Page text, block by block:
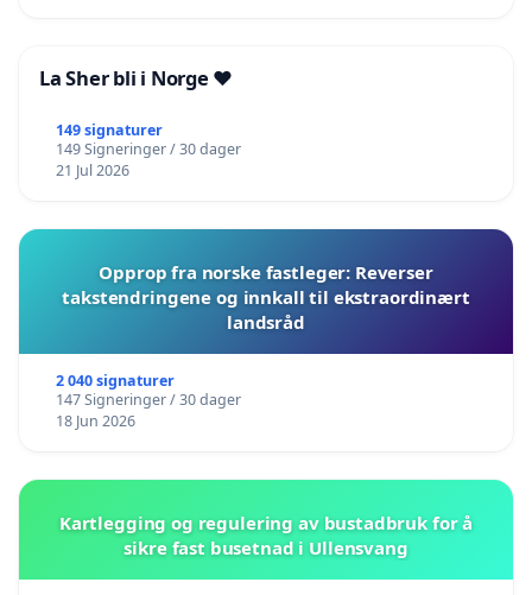
La Sher bli i Norge ❤️
149 signaturer
149 Signeringer / 30 dager
21 Jul 2026
Opprop fra norske fastleger: Reverser
takstendringene og innkall til ekstraordinært
landsråd
2 040 signaturer
147 Signeringer / 30 dager
18 Jun 2026
Kartlegging og regulering av bustadbruk for å
sikre fast busetnad i Ullensvang